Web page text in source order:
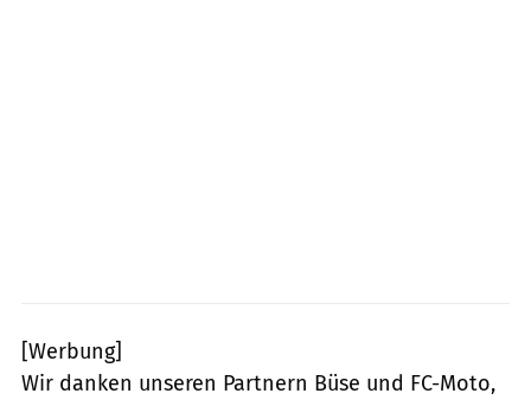
[Werbung]
Wir danken unseren Partnern Büse und FC-Moto,